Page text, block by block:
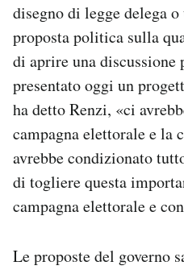
Regala il Post
Hai bisogno di aiuto?
disegno di legge delega
proposta politica sulla
di aprire una discussione
presentato oggi un
ha detto Renzi, «ci
campagna elettorale e la
avrebbe condizionato
di togliere questa
campagna elettorale e
Le proposte del governo